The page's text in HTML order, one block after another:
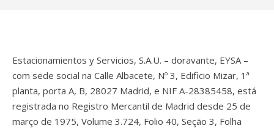
Estacionamientos y Servicios, S.A.U. – doravante, EYSA –
com sede social na Calle Albacete, Nº 3, Edificio Mizar, 1ª
planta, porta A, B, 28027 Madrid, e NIF A-28385458, está
registrada no Registro Mercantil de Madrid desde 25 de
março de 1975, Volume 3.724, Folio 40, Seção 3, Folha